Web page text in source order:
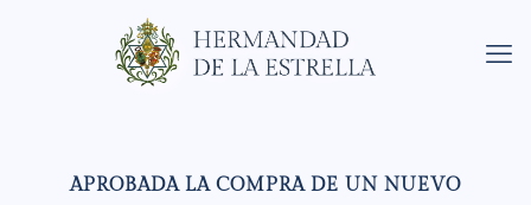
APROBADA LA COMPRA DE UN NUEVO